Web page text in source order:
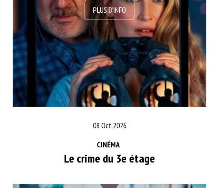
08 Oct 2026
CINÉMA
Le crime du 3e étage